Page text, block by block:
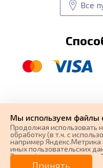
0 ₽
Все
поисковое
Мы используем файлы
Продолжая использовать
обработку (в т.ч. с
например Яндекс.Метрика
иных пользовательских
Вашем ip-адресе,
устройства, времени
Принять